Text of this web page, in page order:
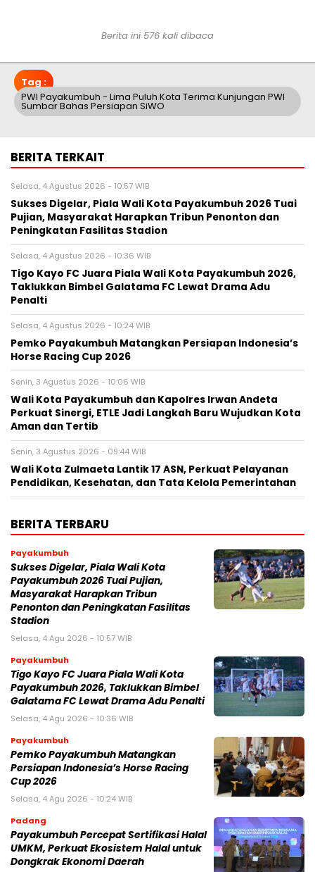
Berita ini 576 kali dibaca
Tag :
PWI Payakumbuh - Lima Puluh Kota Terima Kunjungan PWI
Sumbar Bahas Persiapan SiWO
BERITA TERKAIT
Selasa, 4 Agustus 2026 - 10:57 WIB
Sukses Digelar, Piala Wali Kota Payakumbuh 2026 Tuai
Pujian, Masyarakat Harapkan Tribun Penonton dan
Peningkatan Fasilitas Stadion
Selasa, 4 Agustus 2026 - 10:36 WIB
Tigo Kayo FC Juara Piala Wali Kota Payakumbuh 2026,
Taklukkan Bimbel Galatama FC Lewat Drama Adu
Penalti
Selasa, 4 Agustus 2026 - 10:24 WIB
Pemko Payakumbuh Matangkan Persiapan Indonesia’s
Horse Racing Cup 2026
Senin, 3 Agustus 2026 - 10:06 WIB
Wali Kota Payakumbuh dan Kapolres Irwan Andeta
Perkuat Sinergi, ETLE Jadi Langkah Baru Wujudkan Kota
Aman dan Tertib
Senin, 3 Agustus 2026 - 09:44 WIB
Wali Kota Zulmaeta Lantik 17 ASN, Perkuat Pelayanan
Pendidikan, Kesehatan, dan Tata Kelola Pemerintahan
BERITA TERBARU
Payakumbuh
Sukses Digelar, Piala Wali Kota
Payakumbuh 2026 Tuai Pujian,
Masyarakat Harapkan Tribun
Penonton dan Peningkatan Fasilitas
Stadion
Selasa, 4 Agu 2026 - 10:57 WIB
Payakumbuh
Tigo Kayo FC Juara Piala Wali Kota
Payakumbuh 2026, Taklukkan Bimbel
Galatama FC Lewat Drama Adu Penalti
Selasa, 4 Agu 2026 - 10:36 WIB
Payakumbuh
Pemko Payakumbuh Matangkan
Persiapan Indonesia’s Horse Racing
Cup 2026
Selasa, 4 Agu 2026 - 10:24 WIB
Padang
Payakumbuh Percepat Sertifikasi Halal
UMKM, Perkuat Ekosistem Halal untuk
Dongkrak Ekonomi Daerah